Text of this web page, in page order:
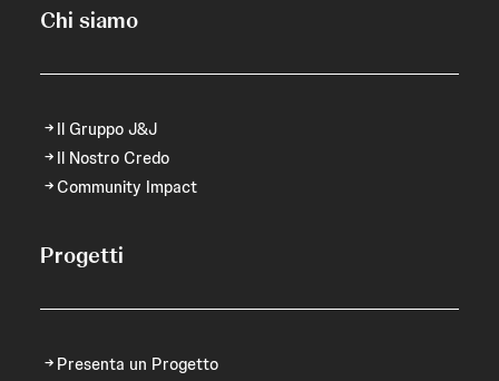
Chi siamo
Il Gruppo J&J
Il Nostro Credo
Community Impact
Progetti
Presenta un Progetto